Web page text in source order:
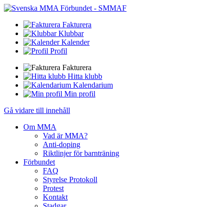
Fakturera
Klubbar
Kalender
Profil
Fakturera
Hitta klubb
Kalendarium
Min profil
Gå vidare till innehåll
Om MMA
Vad är MMA?
Anti-doping
Riktlinjer för barnträning
Förbundet
FAQ
Styrelse Protokoll
Protest
Kontakt